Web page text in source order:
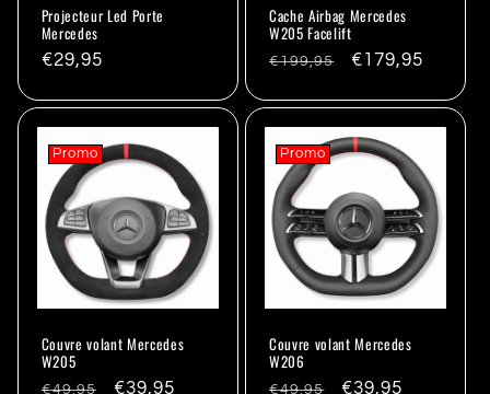
Projecteur Led Porte
Mercedes
Prix
€29,95
Cache Airbag Mercedes
W205 Facelift
Prix
€199,95 Promo
€179,95
Promo
Couvre volant Mercedes
W205
Prix
€49,95 Promo
€39,95
Promo
Couvre volant Mercedes
W206
Prix
€49,95 Promo
€39,95